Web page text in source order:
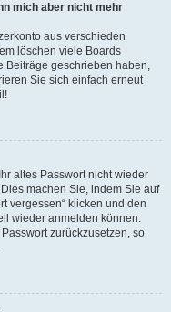
mich aber nicht mehr
aus verschieden
löschen viele Boards
Beiträge geschrieben haben,
Sie sich einfach erneut
altes Passwort nicht wieder
machen Sie, indem Sie auf
vergessen“ klicken und den
wieder anmelden können.
zurückzusetzen, so